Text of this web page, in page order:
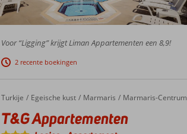
Voor “Ligging” krijgt Liman Appartementen een 8,9!
2 recente boekingen
Home
Turkije Egeische kust Marmaris Marmaris-Centrum
T&G Appartementen
T&G Appartementen